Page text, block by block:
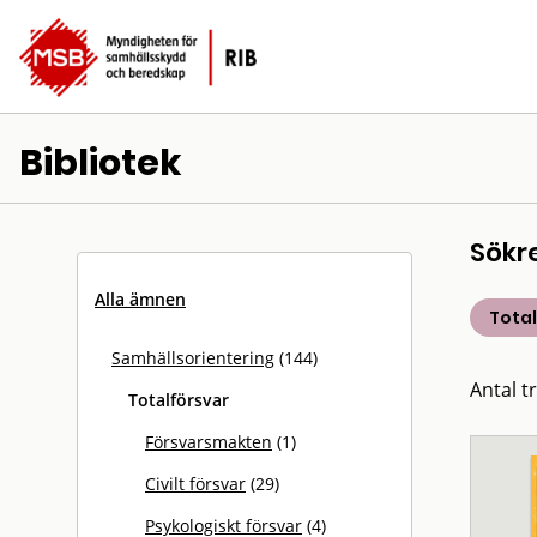
Bibliotek
Alla ämnen
Samhällsorientering (144)
Totalförsvar
Försvarsmakten (1)
Civilt försvar (29)
Psykologiskt försvar (4)
Antal